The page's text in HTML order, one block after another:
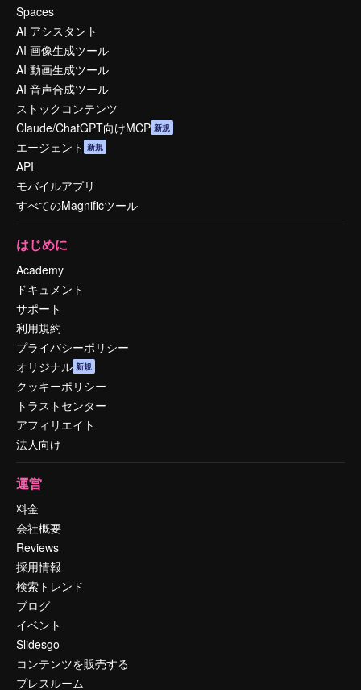
Spaces
AI アシスタント
AI 画像生成ツール
AI 動画生成ツール
AI 音声合成ツール
ストックコンテンツ
Claude/ChatGPT向けMCP 新規
エージェント 新規
API
モバイルアプリ
すべてのMagnificツール
はじめに
Academy
ドキュメント
サポート
利用規約
プライバシーポリシー
オリジナル 新規
クッキーポリシー
トラストセンター
アフィリエイト
法人向け
運営
料金
会社概要
Reviews
採用情報
検索トレンド
ブログ
イベント
Slidesgo
コンテンツを販売する
プレスルーム